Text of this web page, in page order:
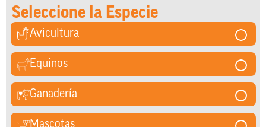
Seleccione la Especie
Avicultura
Equinos
Ganadería
Mascotas